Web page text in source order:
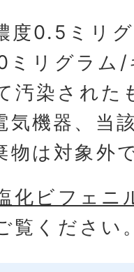
度0.5ミリ
リグラム/
汚染された
気機器、当
物は対象外
化ビフェニ
覧ください